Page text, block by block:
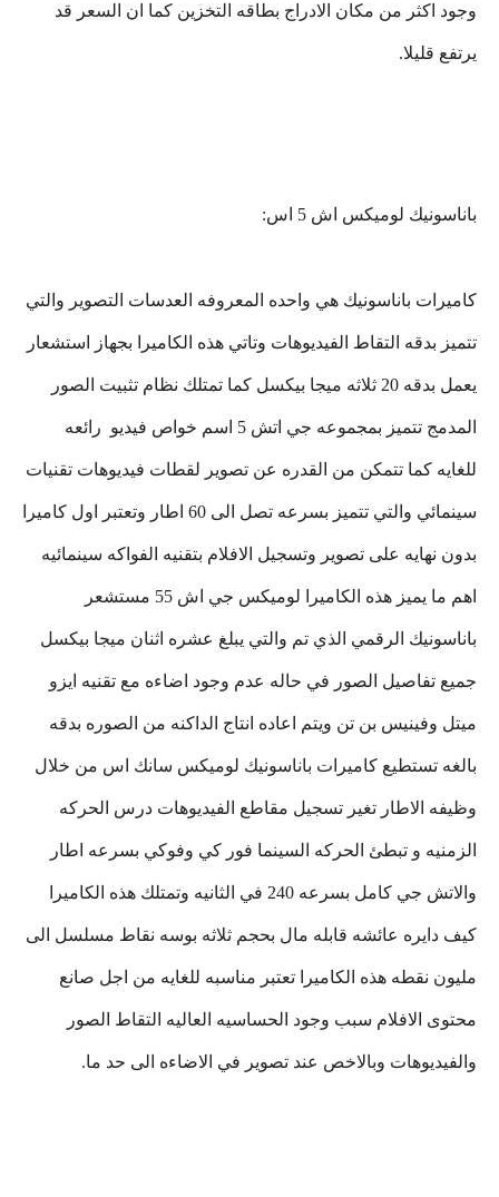
وجود اكثر من مكان الادراج بطاقه التخزين كما ان السعر قد
يرتفع قليلا.
باناسونيك لوميكس اش 5 اس:
كاميرات باناسونيك هي واحده المعروفه العدسات التصوير والتي
تتميز بدقه التقاط الفيديوهات وتاتي هذه الكاميرا بجهاز استشعار
يعمل بدقه 20 ثلاثه ميجا بيكسل كما تمتلك نظام تثبيت الصور
المدمج تتميز بمجموعه جي اتش 5 اسم خواص فيديو رائعه
للغايه كما تتمكن من القدره عن تصوير لقطات فيديوهات تقنيات
سينمائي والتي تتميز بسرعه تصل الى 60 اطار وتعتبر اول كاميرا
بدون نهايه على تصوير وتسجيل الافلام بتقنيه الفواكه سينمائيه
اهم ما يميز هذه الكاميرا لوميكس جي اش 55 مستشعر
باناسونيك الرقمي الذي تم والتي يبلغ عشره اثنان ميجا بيكسل
جميع تفاصيل الصور في حاله عدم وجود اضاءه مع تقنيه ايزو
ميتل وفينيس بن تن ويتم اعاده انتاج الداكنه من الصوره بدقه
بالغه تستطيع كاميرات باناسونيك لوميكس سانك اس من خلال
وظيفه الاطار تغير تسجيل مقاطع الفيديوهات درس الحركه
الزمنيه و تبطئ الحركه السينما فور كي وفوكي بسرعه اطار
والاتش جي كامل بسرعه 240 في الثانيه وتمتلك هذه الكاميرا
كيف دايره عائشه قابله مال بحجم ثلاثه بوسه نقاط مسلسل الى
مليون نقطه هذه الكاميرا تعتبر مناسبه للغايه من اجل صانع
محتوى الافلام سبب وجود الحساسيه العاليه التقاط الصور
والفيديوهات وبالاخص عند تصوير في الاضاءه الى حد ما.